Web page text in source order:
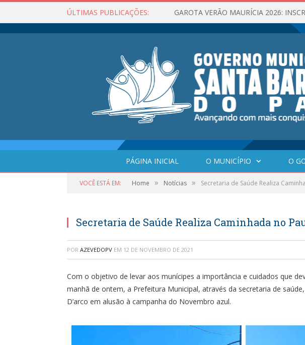
ÚLTIMAS PUBLICAÇÕES: GAROTA VERÃO MAURÍCIA 2026:
PÁGINA INICIAL O MUNICÍPIO O
VOCÊ ESTÁ EM: Home » Notícias » Secretaria de Saúde Realiza
Secretaria de Saúde Realiza Caminhada no
POR AZEVEDOPV EM 12 DE NOVEMBRO DE 2021
Com o objetivo de levar aos munícipes a importância e cuidados que
manhã de ontem, a Prefeitura Municipal, através da secretaria de
D’arco em alusão à campanha do Novembro azul.